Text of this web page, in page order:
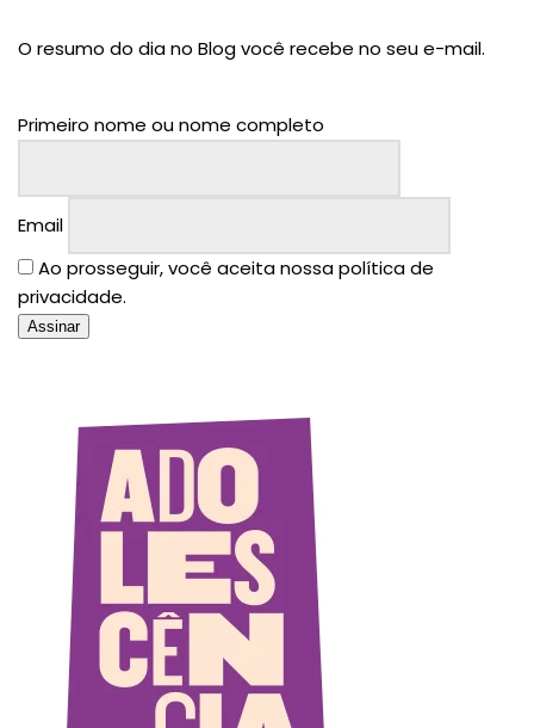
O resumo do dia no Blog você recebe no seu e-mail.
Primeiro nome ou nome completo
Email
Ao prosseguir, você aceita nossa política de
privacidade.